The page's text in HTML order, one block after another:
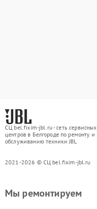
СЦ bel.fixim-jbl.ru - сеть сервисных
центров в Белгороде по ремонту и
обслуживанию техники JBL
2021-2026 © СЦ bel.fixim-jbl.ru
Мы ремонтируем